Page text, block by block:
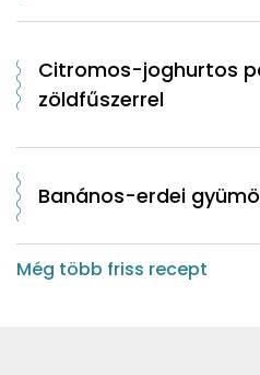
Citromos-joghurtos
zöldfűszerrel
Banános-erdei
Még több friss recept